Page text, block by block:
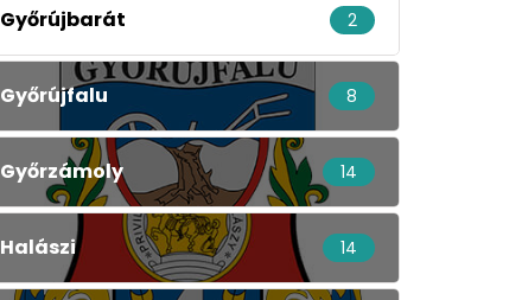
Győrújbarát 2
Győrújfalu 8
Győrzámoly 14
Halászi 14